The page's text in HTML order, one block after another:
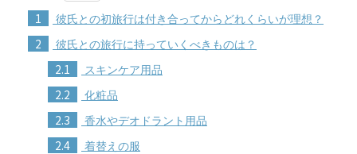
1 彼氏との初旅行は付き合ってからどれくらいが理想？
2 彼氏との旅行に持っていくべきものは？
2.1 スキンケア用品
2.2 化粧品
2.3 香水やデオドラント用品
2.4 着替えの服